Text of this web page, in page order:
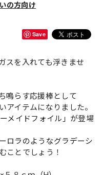
の方向け
Save
スを入れても浮きませ
鳴らす応援棒として
アイテムになりました。
メイドフォイル」が登場
ロラのようなグラデーシ
ことでしょう！